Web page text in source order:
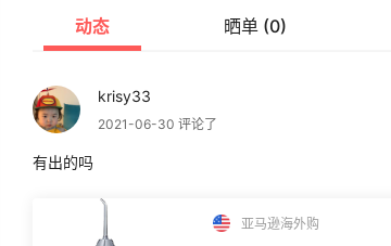
动态 晒单 (0)
krisy33
2021-06-30 评论了
有出的吗
亚马逊海外购